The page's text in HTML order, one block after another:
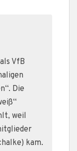
VfB
Die
weil
kam.